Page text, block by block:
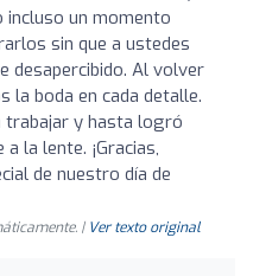
un momento
sin que a ustedes
desapercibido. Al volver
la boda en cada detalle.
trabajar y hasta logró
la lente. ¡Gracias,
de nuestro día de
| Ver texto original